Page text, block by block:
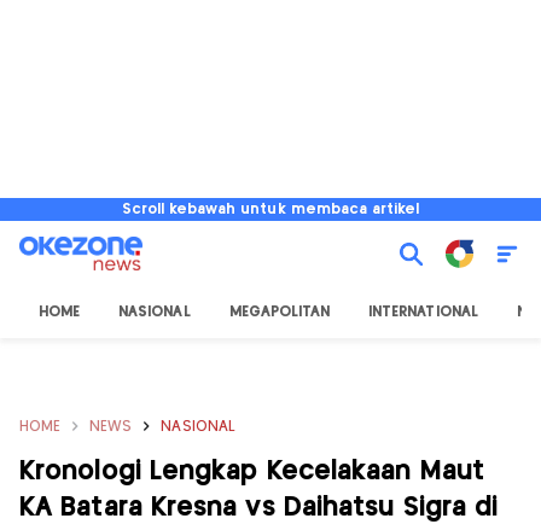
Scroll kebawah untuk membaca artikel
HOME NASIONAL MEGAPOLITAN INTERNATIONAL
HOME NEWS NASIONAL
Kronologi Lengkap Kecelakaan Maut
KA Batara Kresna vs Daihatsu Sigra di